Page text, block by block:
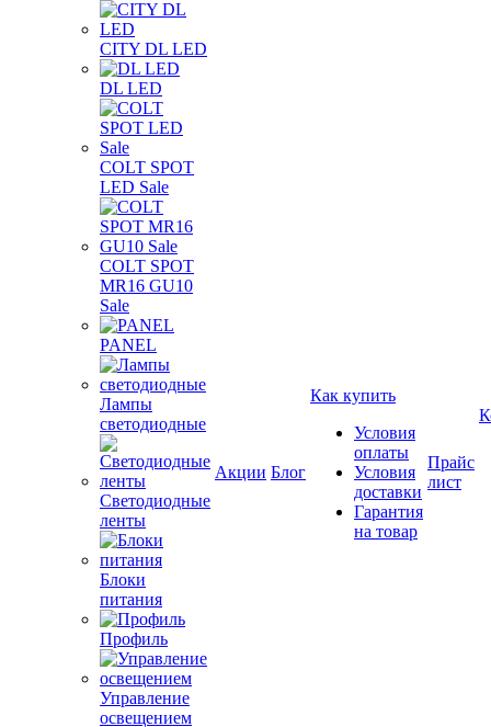
CITY DL LED
DL LED
COLT SPOT
LED Sale
COLT SPOT
MR16 GU10
Sale
PANEL
Лампы
светодиодные
Светодиодные
ленты
Блоки
питания
Профиль
Управление
освещением
Акции Блог
Как купить
Условия
оплаты
Условия
доставки
Гарантия
на товар
Прайс
лист